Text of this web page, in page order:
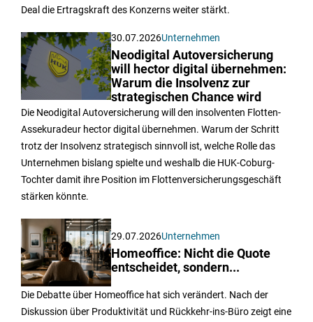
Deal die Ertragskraft des Konzerns weiter stärkt.
30.07.2026Unternehmen
Neodigital Autoversicherung
will hector digital übernehmen:
Warum die Insolvenz zur
strategischen Chance wird
Die Neodigital Autoversicherung will den insolventen Flotten-
Assekuradeur hector digital übernehmen. Warum der Schritt
trotz der Insolvenz strategisch sinnvoll ist, welche Rolle das
Unternehmen bislang spielte und weshalb die HUK-Coburg-
Tochter damit ihre Position im Flottenversicherungsgeschäft
stärken könnte.
29.07.2026Unternehmen
Homeoffice: Nicht die Quote
entscheidet, sondern...
Die Debatte über Homeoffice hat sich verändert. Nach der
Diskussion über Produktivität und Rückkehr-ins-Büro zeigt eine